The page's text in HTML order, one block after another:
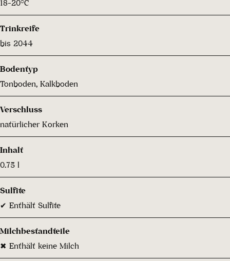
18-20°C
Trinkreife
bis 2044
Bodentyp
Tonboden, Kalkboden
Verschluss
natürlicher Korken
Inhalt
0.75 l
Sulfite
✔ Enthält Sulfite
Milchbestandteile
✖ Enthält keine Milch